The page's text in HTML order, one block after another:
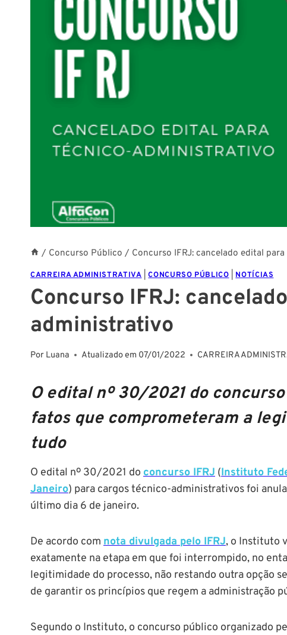
/ Concurso Público / Concurso IFRJ: cancelado edital
CARREIRA ADMINISTRATIVA |CONCURSO PÚBLICO NOTÍCIAS
Concurso IFRJ:
administrativo
Por Luana Atualizado em 07/01/2022 CARREIRA
O edital nº 30/2021 do
fatos que comprometeram a
tudo
O edital nº 30/2021 do concurso IFRJ (Instituto
Janeiro) para cargos técnico-administrativos foi
último dia 6 de janeiro.
De acordo com nota divulgada pelo IFRJ, o Instituto
exatamente na etapa em que foi interrompido, no
legitimidade do processo, não restando outra opção
de garantir os princípios que regem a administração
Segundo o Instituto, o concurso público organizado